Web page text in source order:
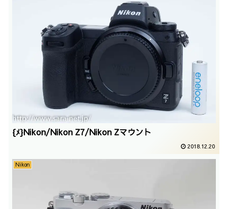
{ﾒ}Nikon/Nikon Z7/Nikon Zマウント
2018.12.20
Nikon